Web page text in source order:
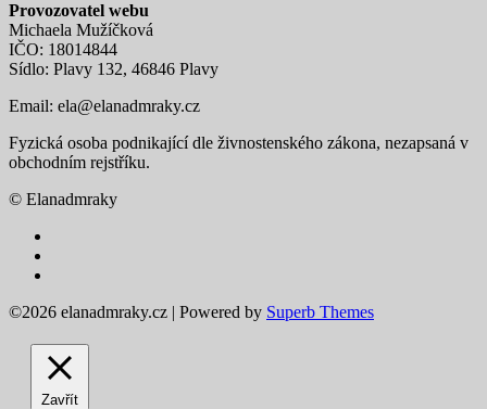
Provozovatel webu
Michaela Mužíčková
IČO: 18014844
Sídlo: Plavy 132, 46846 Plavy
Email: ela@elanadmraky.cz
Fyzická osoba podnikající dle živnostenského zákona, nezapsaná v
obchodním rejstříku.
© Elanadmraky
©2026 elanadmraky.cz | Powered by Superb Themes
Zavřít